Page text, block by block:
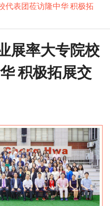
代表团莅访隆中华 积极拓
展率大专院校
积极拓展交